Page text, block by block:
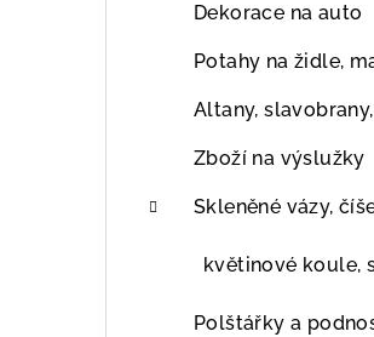
Dekorace na auto
Potahy na židle,
Altany,
Zboží na výslužky
Skleněné vázy,
květinové koule,
Polštářky a